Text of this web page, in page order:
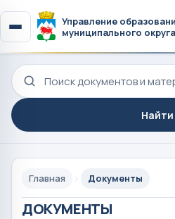
Управление
муниципального
Поиск по сайту
Найти
Главная Документы
ДОКУМЕНТЫ